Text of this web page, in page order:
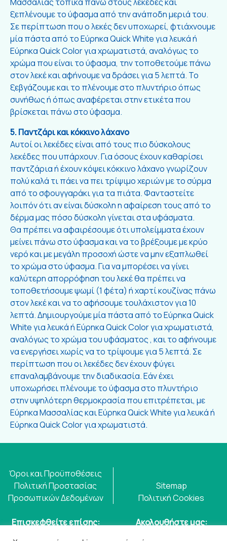
Μασσαλίας τοπικά πάνω στους λεκέδες και
ξεπλένουμε το ύφασμα από την ανάποδη μεριά του.
Σε περίπτωση που ο λεκές δεν υποχωρεί, φτιάχνουμε
μία πάστα από το Εύρηκα Quick White για λευκά ή
Εύρηκα Quick Color για χρωματιστά, αναλόγως το
χρώμα που είναι το ύφασμα, την τοποθετούμε πάνω
στον λεκέ και αφήνουμε να δράσει για 5 λεπτά. Το
ξεβγάζουμε και το πλένουμε στο πλυντήριο όπως
συνήθως ή όπως αναφέρεται στην ετικέτα που
βρίσκεται πάνω στο ύφασμα.
5. Παντζάρι και κόκκινο λάχανο
Αυτοί οι λεκέδες είναι από τους πιο δύσκολους
λεκέδες που υπάρχουν. Για όσους έχουν καθαρίσει
παντζάρια ή έχουν κόψει κόκκινο λάχανο γνωρίζουν
πολύ καλά τι πάει να πει τρίψιμο χεριών με το σύρμα
από το σφουγγαράκι για τα πιάτα. Φανταστείτε
λοιπόν ότι αν είναι δύσκολη η αφαίρεση τους από το
δέρμα μας πόσο δύσκολη γίνεται στα υφάσματα.
Θα πρέπει να αφαιρέσουμε ότι υπολείμματα έχουν
μείνει πάνω στο ύφασμα και να το βρέξουμε με κρύο
νερό και με μεγάλη προσοχή ώστε να μην εξαπλωθεί
το χρώμα στο ύφασμα. Για να μπορέσει να γίνει
καλύτερη απορρόφηση του λεκέ θα πρέπει να
τοποθετήσουμε ψωμί (1 φέτα) ή χαρτί κουζίνας πάνω
στον λεκέ και να το αφήσουμε τουλάχιστον για 10
λεπτά. Δημιουργούμε μία πάστα από το Εύρηκα Quick
White για λευκά ή Εύρηκα Quick Color για χρωματιστά,
αναλόγως το χρώμα του υφάσματος , και το αφήνουμε
να ενεργήσει χωρίς να το τρίψουμε για 5 λεπτά. Σε
περίπτωση που οι λεκέδες δεν έχουν φύγει
επαναλαμβάνουμε την διαδικασία. Εάν έχει
υποχωρήσει πλένουμε το ύφασμα στο πλυντήριο
στην υψηλότερη θερμοκρασία που επιτρέπεται, με
Εύρηκα Μασσαλίας και Εύρηκα Quick White για λευκά ή
Εύρηκα Quick Color για χρωματιστά.
Όροι και Προϋποθέσεις
Πολιτική Προστασίας
Προσωπικών Δεδομένων
Sitemap
Πολιτική Cookies
Επισκεφθείτε επίσης:
Ακολουθήστε μας: